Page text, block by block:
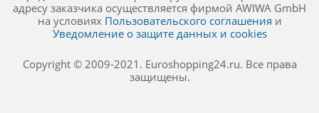
адресу заказчика осуществляется фирмой AWIWA GmbH
на условиях Пользовательского соглашения и
Уведомление о защите данных и cookies
Copyright © 2009-2021. Euroshopping24.ru. Все права
защищены.